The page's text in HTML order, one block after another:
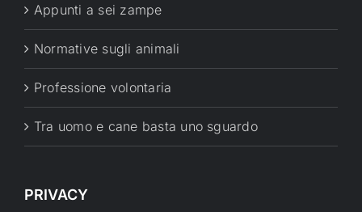
Appunti a sei zampe
Normative sugli animali
Professione volontaria
Tra uomo e cane basta uno sguardo
PRIVACY